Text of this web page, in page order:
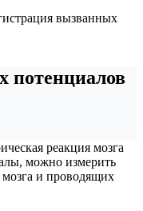
вызванных
потенциалов
реакция мозга
можно измерить
мозга и проводящих